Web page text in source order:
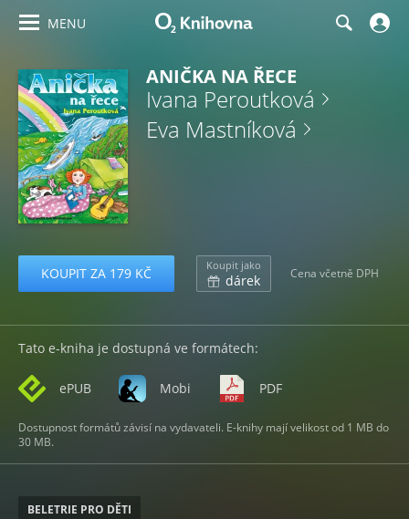
MENU
ANIČKA NA ŘECE
Ivana Peroutková
Eva Mastníková
KOUPIT ZA 179 KČ Koupit jako
dárek Cena včetně DPH
Tato e-kniha je dostupná ve formátech:
ePUB Mobi PDF
Dostupnost formátů závisí na vydavateli. E-knihy mají velikost od 1 MB do
30 MB.
BELETRIE PRO DĚTI